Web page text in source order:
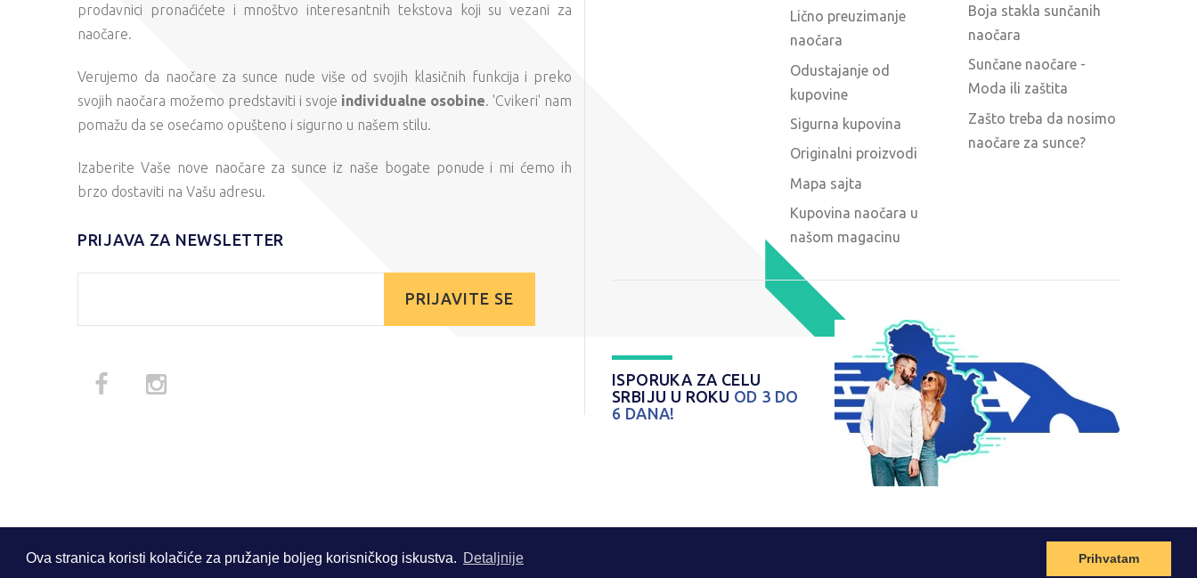
Ova stranica koristi kolačiće za pružanje boljeg korisničkog iskustva. Detaljnije Prihvatam
prodavnici pronaćićete i mnoštvo interesantnih tekstova koji su vezani za
naočare.
Verujemo da naočare za sunce nude više od svojih klasičnih funkcija i preko
svojih naočara možemo predstaviti i svoje individualne osobine. 'Cvikeri' nam
pomažu da se osećamo opušteno i sigurno u našem stilu.
Izaberite Vaše nove naočare za sunce iz naše bogate ponude i mi ćemo ih
brzo dostaviti na Vašu adresu.
PRIJAVA ZA NEWSLETTER
PRIJAVITE SE
Lično preuzimanje
naočara
Odustajanje od
kupovine
Sigurna kupovina
Originalni proizvodi
Mapa sajta
Kupovina naočara u
našom magacinu
Boja stakla sunčanih
naočara
Sunčane naočare -
Moda ili zaštita
Zašto treba da nosimo
naočare za sunce?
ISPORUKA ZA CELU
SRBIJU U ROKU OD 3 DO
6 DANA!
© 2026 . Sva prava zadržana.